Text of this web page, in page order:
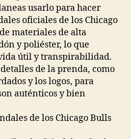
usarlo para hacer
oficiales de los Chicago
materiales de alta
y poliéster, lo que
útil y transpirabilidad.
de la prenda, como
y los logos, para
auténticos y bien
de los Chicago Bulls